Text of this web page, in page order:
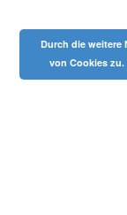
Durch die weitere
von Cookies zu.